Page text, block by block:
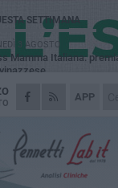
APP
SETTIMANA
3 AGOSTO
Mamma Italiana:
4 AGOSTO
oleosi sul litorale di
31 LUGLIO
via domani "Notti di Stelle
di Mina, la comicità di
31 LUGLIO